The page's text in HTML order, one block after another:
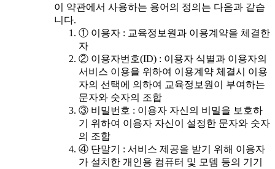
이 약관에서 사용하는 용어의 정의는 다음과 같습
니다.
① 이용자 : 교육정보원과 이용계약을 체결한
자
② 이용자번호(ID) : 이용자 식별과 이용자의
서비스 이용을 위하여 이용계약 체결시 이용
자의 선택에 의하여 교육정보원이 부여하는
문자와 숫자의 조합
③ 비밀번호 : 이용자 자신의 비밀을 보호하
기 위하여 이용자 자신이 설정한 문자와 숫자
의 조합
④ 단말기 : 서비스 제공을 받기 위해 이용자
가 설치한 개인용 컴퓨터 및 모뎀 등의 기기